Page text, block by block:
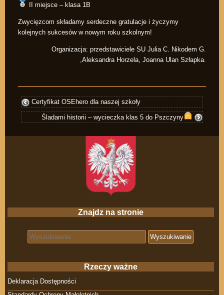
II miejsce – klasa 1B
Zwycięzcom składamy serdeczne gratulacje i życzymy
kolejnych sukcesów w nowym roku szkolnym!
Organizacja: przedstawiciele SU Julia C. Nikodem G.
,Aleksandra Horzela, Joanna Ulan Szłapka.
Certyfikat OSEhero dla naszej szkoły
Śladami historii – wycieczka klas 5 do Pszczyny
Znajdz na stronie
Search for:
Rzeczy ważne
Deklaracja Dostępności